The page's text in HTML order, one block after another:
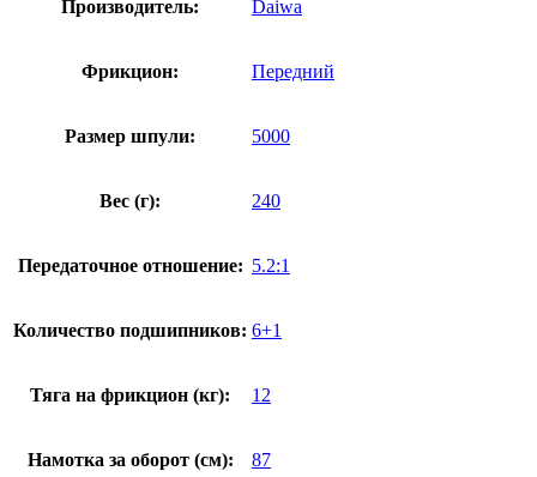
11950,00 ₽.
Производитель: Daiwa
Фрикцион: Передний
Размер шпули: 5000
Вес (г): 240
Передаточное отношение: 5.2:1
Количество подшипников: 6+1
Тяга на фрикцион (кг): 12
Намотка за оборот (см): 87